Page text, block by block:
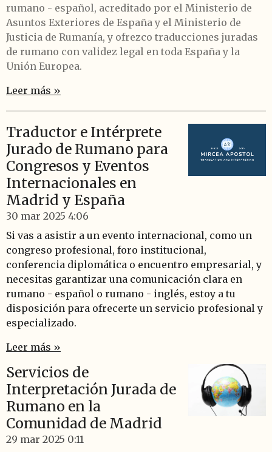
rumano - español, acreditado por el Ministerio de
Asuntos Exteriores de España y el Ministerio de
Justicia de Rumanía, y ofrezco traducciones juradas
de rumano con validez legal en toda España y la
Unión Europea.
Leer más »
Traductor e Intérprete
Jurado de Rumano para
Congresos y Eventos
Internacionales en
Madrid y España
30 mar 2025 4:06
Si vas a asistir a un evento internacional, como un
congreso profesional, foro institucional,
conferencia diplomática o encuentro empresarial, y
necesitas garantizar una comunicación clara en
rumano - español o rumano - inglés, estoy a tu
disposición para ofrecerte un servicio profesional y
especializado.
Leer más »
Servicios de
Interpretación Jurada de
Rumano en la
Comunidad de Madrid
29 mar 2025 0:11